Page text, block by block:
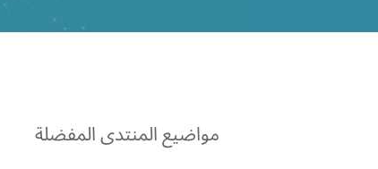
مواضيع المنتدى المفضلة